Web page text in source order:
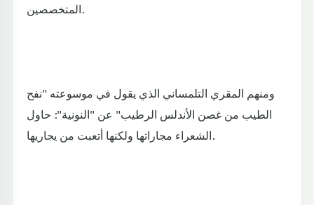
المتخصصين.
ومنهم المقري التلمساني الذي يقول في موسوعته "نفح
الطيب من غصن الأندلس الرطيب" عن "النونية": حاول
الشعراء مجاراتها ولكنها أتعبت من يجاريها.